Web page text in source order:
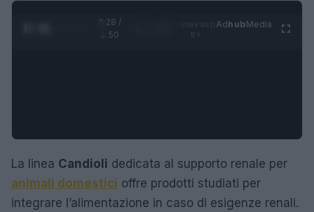
0:29 /
1:50
AdhubMedia
La linea Candioli dedicata al supporto renale per
animali domestici offre prodotti studiati per
integrare l’alimentazione in caso di esigenze renali.